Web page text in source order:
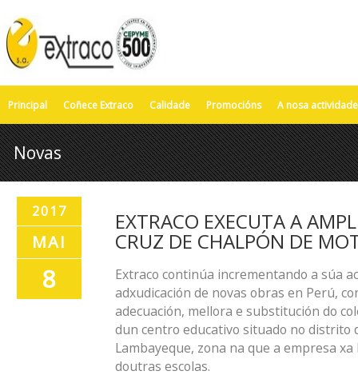
Principal Coñece Extraco Calidade Promocións A nosa actividade
Novas
2017
MAI
8
EXTRACO EXECUTA A
CRUZ DE CHALPÓN DE
Extraco continúa incrementando a súa
adxudicación de novas obras en Perú,
adecuación, mellora e substitución do
dun centro educativo situado no distrito
Lambayeque, zona na que a empresa
doutras escolas.